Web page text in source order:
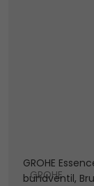
GROHE
bundventil,
GROHE